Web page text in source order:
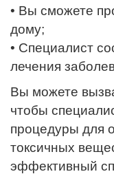
• Вы сможете
дому;
• Специалист
лечения
Вы можете
чтобы
процедуры для
токсичных
эффективный